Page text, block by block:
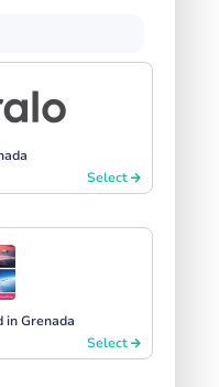
Select
Grenada
Select